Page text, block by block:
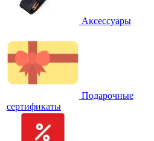
Аксессуары
Подарочные
сертификаты